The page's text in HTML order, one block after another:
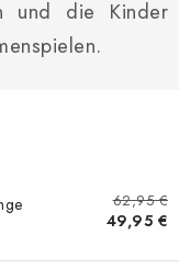
und die Kinder
62,95 €
49,95 €